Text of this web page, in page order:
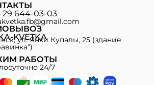
29 644-03-03
KVETKA
ул. Янки Купалы, 25 (здание
РАБОТЫ
24/7